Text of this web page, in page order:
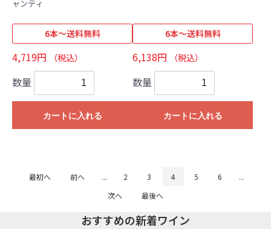
ャンティ
6本～送料無料
4,719円 （税込）
数量
カートに入れる
6本～送料無料
6,138円 （税込）
数量
カートに入れる
最初へ 前へ ... 2 3 4 5 6
...
次へ
最後へ
おすすめの新着ワイン